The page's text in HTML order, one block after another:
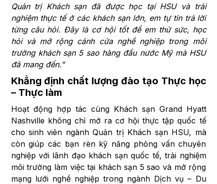
Quản trị Khách sạn đã được học tại HSU và trải
nghiệm thực tế ở các khách sạn lớn, em tự tin trả lời
từng câu hỏi. Đây là cơ hội tốt để em thử sức, học
hỏi và mở rộng cánh cửa nghề nghiệp trong môi
trường khách sạn 5 sao hàng đầu nước Mỹ mà HSU
đã mang đến.”
Khẳng định chất lượng đào tạo Thực học
– Thực làm
Hoạt động hợp tác cùng Khách sạn Grand Hyatt
Nashville không chỉ mở ra cơ hội thực tập quốc tế
cho sinh viên ngành Quản trị Khách sạn HSU, mà
còn giúp các bạn rèn kỹ năng phỏng vấn chuyên
nghiệp với lãnh đạo khách sạn quốc tế, trải nghiệm
môi trường làm việc tại khách sạn 5 sao và mở rộng
mạng lưới nghề nghiệp trong ngành Dịch vụ – Du